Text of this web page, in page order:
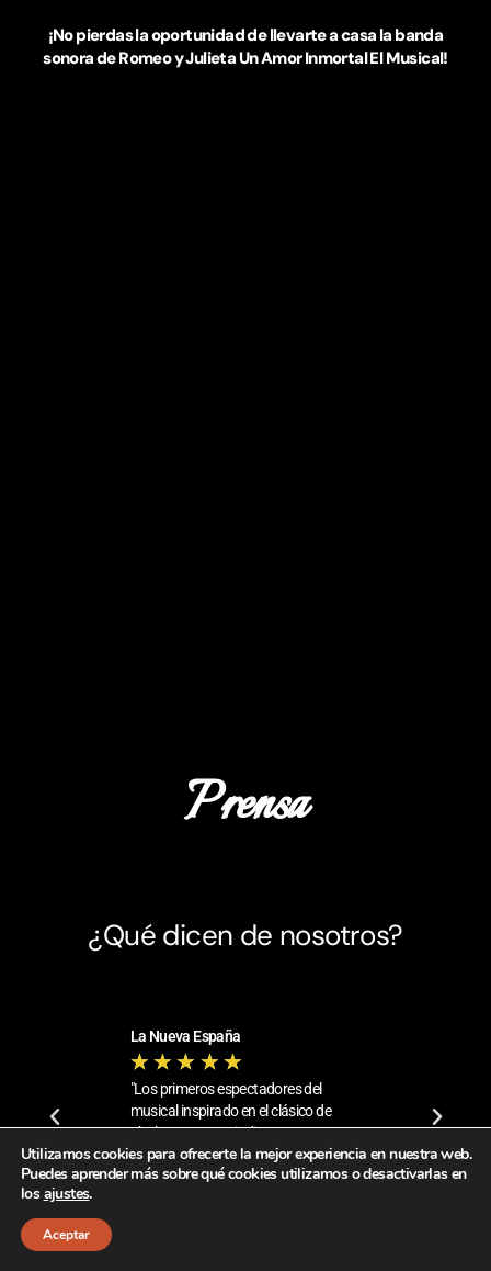
¡No pierdas la oportunidad de llevarte a casa la banda
sonora de Romeo y Julieta Un Amor Inmortal El Musical!
Prensa
¿Qué dicen de nosotros?
a los
acercaron ayer a
La Nueva España
★ ★ ★ ★ ★
"Los primeros espectadores del
musical inspirado en el clásico de
Shakespeare se rindieron a una
compañia ya conocida por los
avilesinos."
una puesta en
sorprendente,
vestuario, hicieron
público de todas
Utilizamos cookies para ofrecerte la mejor experiencia en nuestra web.
Puedes aprender más sobre qué cookies utilizamos o desactivarlas en
losajustes.
Aceptar